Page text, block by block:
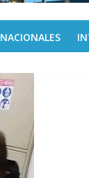
NACIONALES